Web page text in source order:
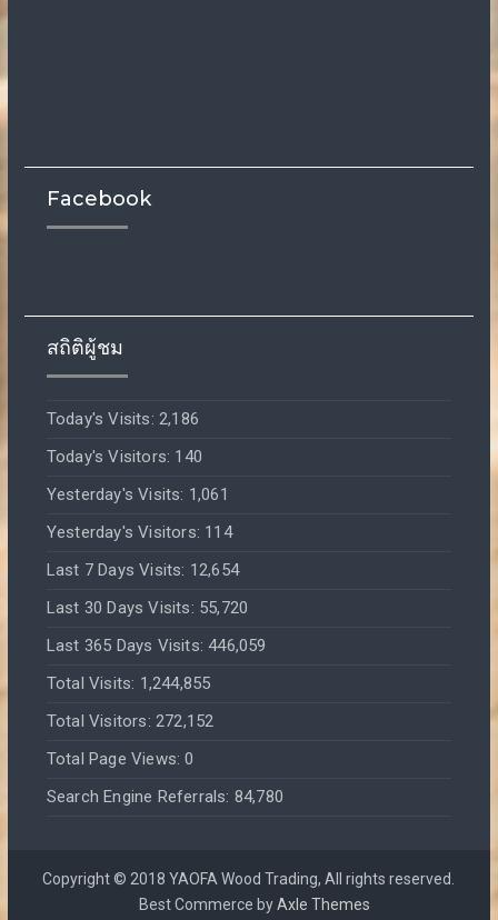
Facebook
สถิติผู้ชม
Today's Visits: 2,186
Today's Visitors: 140
Yesterday's Visits: 1,061
Yesterday's Visitors: 114
Last 7 Days Visits: 12,654
Last 30 Days Visits: 55,720
Last 365 Days Visits:446,059
Total Visits: 1,244,855
Total Visitors: 272,152
Total Page Views:0
Search Engine Referrals: 84,780
Copyright © 2018 YAOFA Wood Trading, All rights reserved.
Best Commerce byAxle Themes